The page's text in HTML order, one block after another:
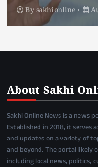
By sakhionline
About Sakhi
Sakhi Online News is a news
Established in 2018, it serves
and updates on a variety of
and beyond. The portal likely
including local news, politics,